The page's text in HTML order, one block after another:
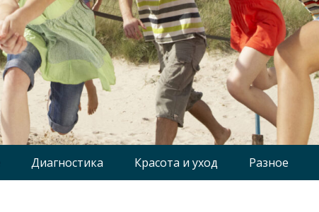
Диагностика Красота и уход Разное